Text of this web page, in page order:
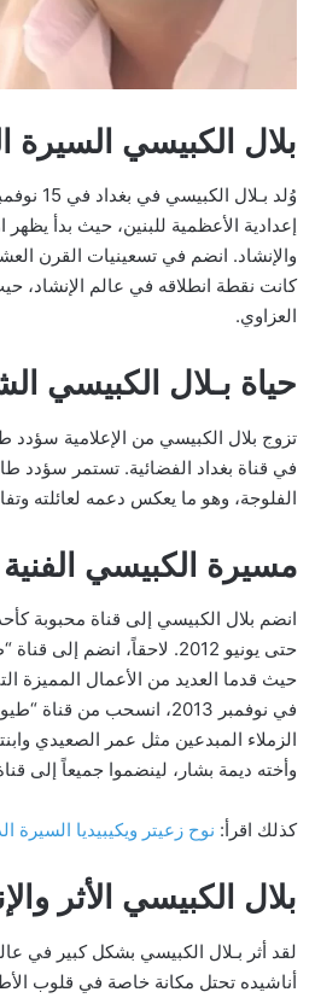
بلال الكبيسي السيرة
إعدادية الأعظمية للبنين، حيث بدأ
والإنشاد. انضم في تسعينيات القرن
كانت نقطة انطلاقه في عالم
العزاوي.
حياة بـلال الكبيسي
تزوج بلال الكبيسي من الإعلامية سؤدد
في قناة بغداد الفضائية. تستمر سؤدد
الفلوجة، وهو ما يعكس دعمه لعائلته
مسيرة الكبيسي الفنية
انضم بلال الكبيسي إلى قناة محبوبة
حتى يونيو 2012. لاحقاً، انضم
حيث قدما العديد من الأعمال المميزة
في نوفمبر 2013، انسحب من
الزملاء المبدعين مثل عمر الصعيدي
وأخته ديمة بشار، لينضموا جميعاً إلى
كذلك اقرأ: نوح زعيتر ويكيبيديا السيرة
بلال الكبيسي الأثر
لقد أثر بـلال الكبيسي بشكل كبير في
أناشيده تحتل مكانة خاصة في قلوب